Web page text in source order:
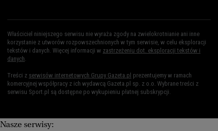
Właściciel niniejszego serwisu nie wyraża zgody na zwielokrotnianie ani inne
korzystanie z utworów rozpowszechnionych w tym serwisie, w celu eksploracji
tekstów i danych. Więcej informacji w zastrzeżeniu dot. eksploracji tekstów i
danych.
Treści z serwisów internetowych Grupy Gazeta.pl prezentujemy w ramach
komercyjnej współpracy z ich wydawcą Gazeta.pl sp. z o.o. Wybrane treści z
serwisu Sport.pl są dostępne po wykupieniu płatnej subskrypcji.
Nasze serwisy: